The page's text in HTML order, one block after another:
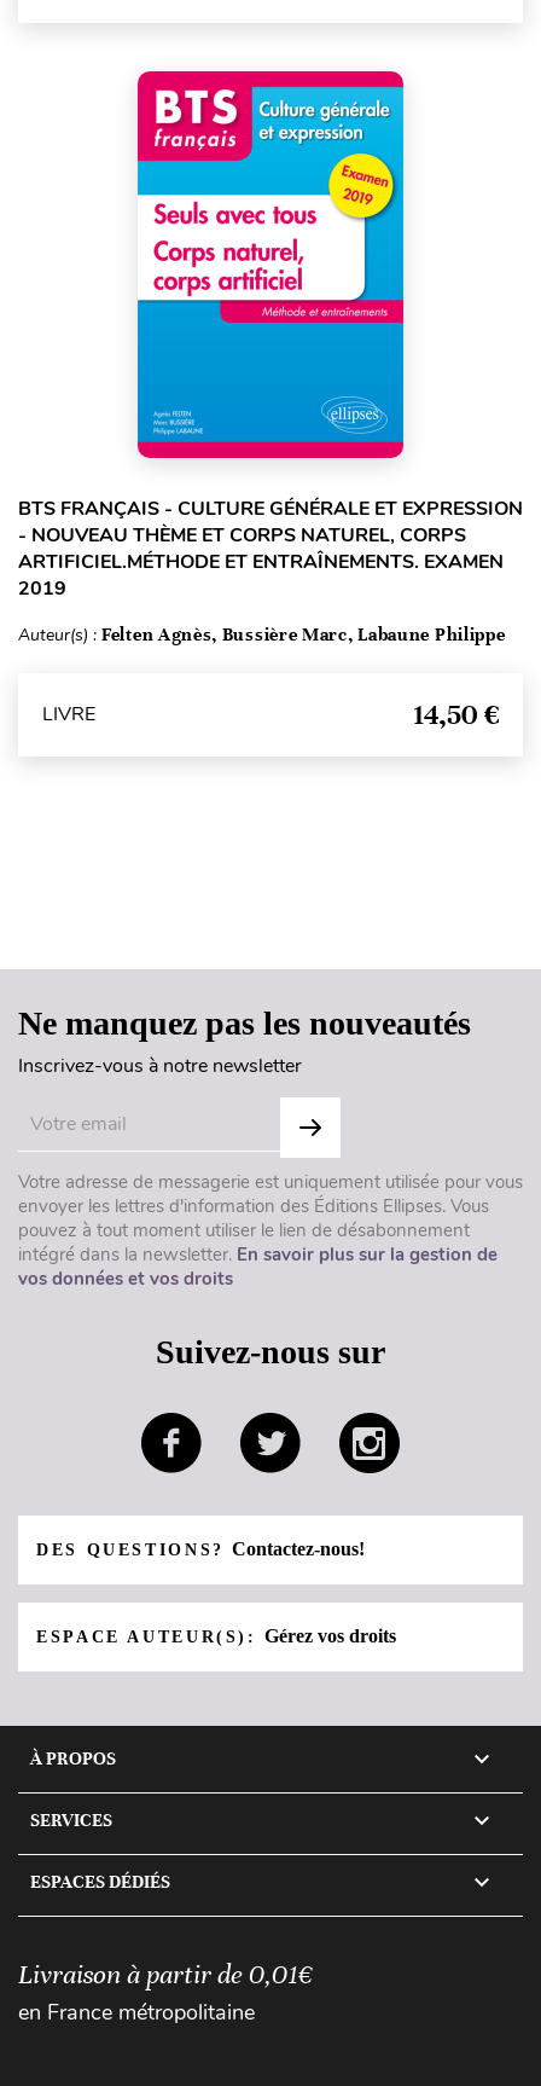
BTS FRANÇAIS - CULTURE GÉNÉRALE ET EXPRESSION
- NOUVEAU THÈME ET CORPS NATUREL, CORPS
ARTIFICIEL.MÉTHODE ET ENTRAÎNEMENTS. EXAMEN
2019
Auteur(s) : Felten Agnès, Bussière Marc, Labaune Philippe
LIVRE 14,50 €
Ne manquez pas les nouveautés
Inscrivez-vous à notre newsletter
Votre adresse de messagerie est uniquement utilisée pour vous
envoyer les lettres d'information des Éditions Ellipses. Vous
pouvez à tout moment utiliser le lien de désabonnement
intégré dans la newsletter. En savoir plus sur la gestion de
vos données et vos droits
Suivez-nous sur
DES QUESTIONS?Contactez-nous!
ESPACE AUTEUR(S):Gérez vos droits
À PROPOS 
SERVICES 
ESPACES DÉDIÉS 
Livraison à partir de 0,01€
en France métropolitaine